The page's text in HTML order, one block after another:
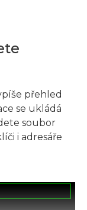
přehled
se ukládá
soubor
i adresáře